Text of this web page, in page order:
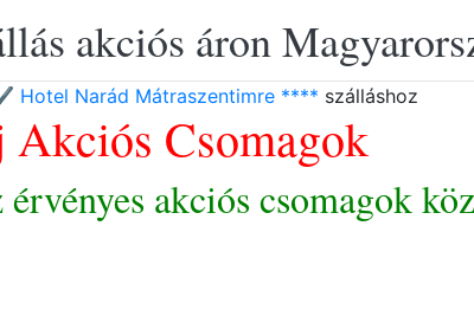
akciós áron
Hotel Narád Mátraszentimre **** szálláshoz
Akciós Csomagok
érvényes akciós csomagok